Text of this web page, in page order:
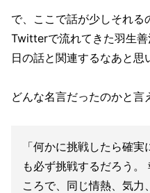
で、ここで話が少しそれる
Twitterで流れてきた羽生
日の話と関連するなあと思
どんな名言だったのかと言
「何かに挑戦したら確
も必ず挑戦するだろう。
ころで、同じ情熱、気力